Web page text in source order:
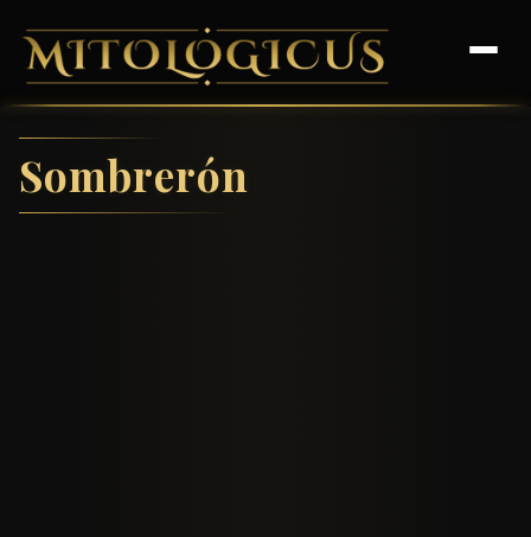
Sombrerón